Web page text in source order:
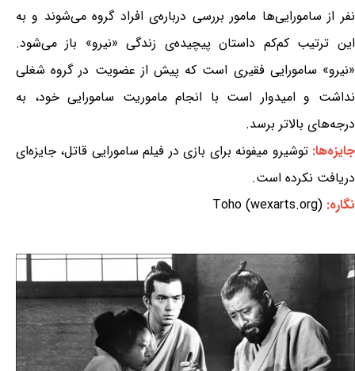
نفر از سامورایی‌ها مامور بررسی درباره‌ی افراد گروه می‌شوند و به
این ترتیب کم‌کم داستان پیچیده‌ی زندگی «نیرو» باز می‌شود.
«نیرو» سامورایی فقیری است که پیش از عضویت در گروه شغلی
نداشت و امیدوار است با انجام ماموریت سامورایی خود، به
درجه‌های بالاتر برسد.
جایزه‌ها:توشیرو میفونه برای بازی در فیلم سامورایی قاتل، جایزه‌ای
دریافت نکرده است.
نگاره: Toho (wexarts.org)